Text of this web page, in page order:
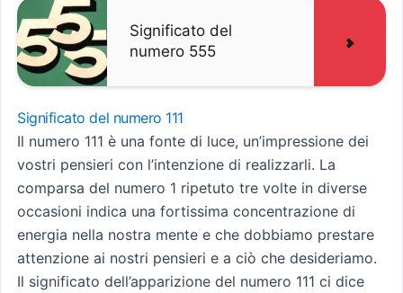
Significato del
numero 555
Significato del numero 111
Il numero 111 è una fonte di luce, un’impressione dei
vostri pensieri con l’intenzione di realizzarli. La
comparsa del numero 1 ripetuto tre volte in diverse
occasioni indica una fortissima concentrazione di
energia nella nostra mente e che dobbiamo prestare
attenzione ai nostri pensieri e a ciò che desideriamo.
Il significato dell’apparizione del numero 111 ci dice